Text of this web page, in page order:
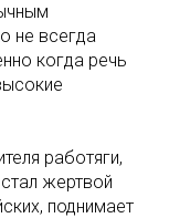
не всегда
когда речь
работяги,
жертвой
поднимает